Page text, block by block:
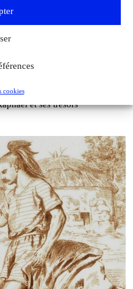
cookies
et ses trésors